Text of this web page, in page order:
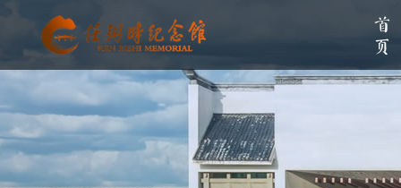
首页
单位简介 组织架构 伟